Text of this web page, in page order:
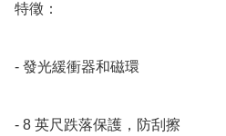
特徵：
- 發光緩衝器和磁環
- 8 英尺跌落保護，防刮擦